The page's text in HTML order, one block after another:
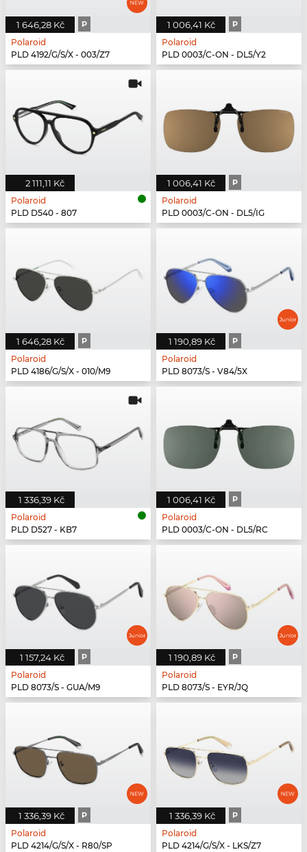
1 646,28 Kč P
Polaroid
PLD 4192/G/S/X - 003/Z7
1 006,41 Kč P
Polaroid
PLD 0003/C-ON - DL5/Y2
2 111,11 Kč
Polaroid
PLD D540 - 807
1 006,41 Kč P
Polaroid
PLD 0003/C-ON - DL5/IG
1 646,28 Kč P
Polaroid
PLD 4186/G/S/X - 010/M9
1 190,89 Kč P
Polaroid
PLD 8073/S - V84/5X
1 336,39 Kč
Polaroid
PLD D527 - KB7
1 006,41 Kč P
Polaroid
PLD 0003/C-ON - DL5/RC
1 157,24 Kč P
Polaroid
PLD 8073/S - GUA/M9
1 190,89 Kč P
Polaroid
PLD 8073/S - EYR/JQ
1 336,39 Kč P
Polaroid
PLD 4214/G/S/X - R80/SP
1 336,39 Kč P
Polaroid
PLD 4214/G/S/X - LKS/Z7